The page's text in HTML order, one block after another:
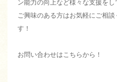
ン能力の向上など様々な支援をし
ご興味のある方はお気軽にご相
す！
お問い合わせはこちらから！